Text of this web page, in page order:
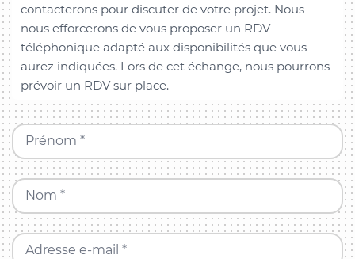
contacterons pour discuter de votre projet. Nous
nous efforcerons de vous proposer un RDV
téléphonique adapté aux disponibilités que vous
aurez indiquées. Lors de cet échange, nous pourrons
prévoir un RDV sur place.
Prénom *
Nom *
Adresse e-mail *